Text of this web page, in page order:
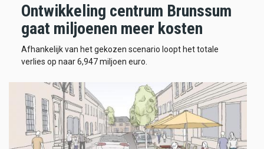
Ontwikkeling centrum Brunssum
gaat miljoenen meer kosten
Afhankelijk van het gekozen scenario loopt het totale
verlies op naar 6,947 miljoen euro.